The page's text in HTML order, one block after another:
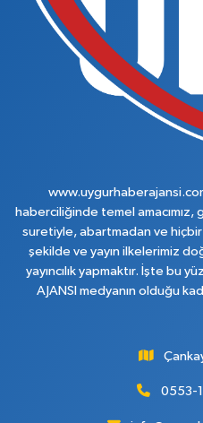
haberciliğinde temel
suretiyle, abartmadan ve hiçbir
şekilde ve yayın ilkelerimiz
yayıncılık yapmaktır. İşte bu
AJANSI medyanın olduğu
0553-